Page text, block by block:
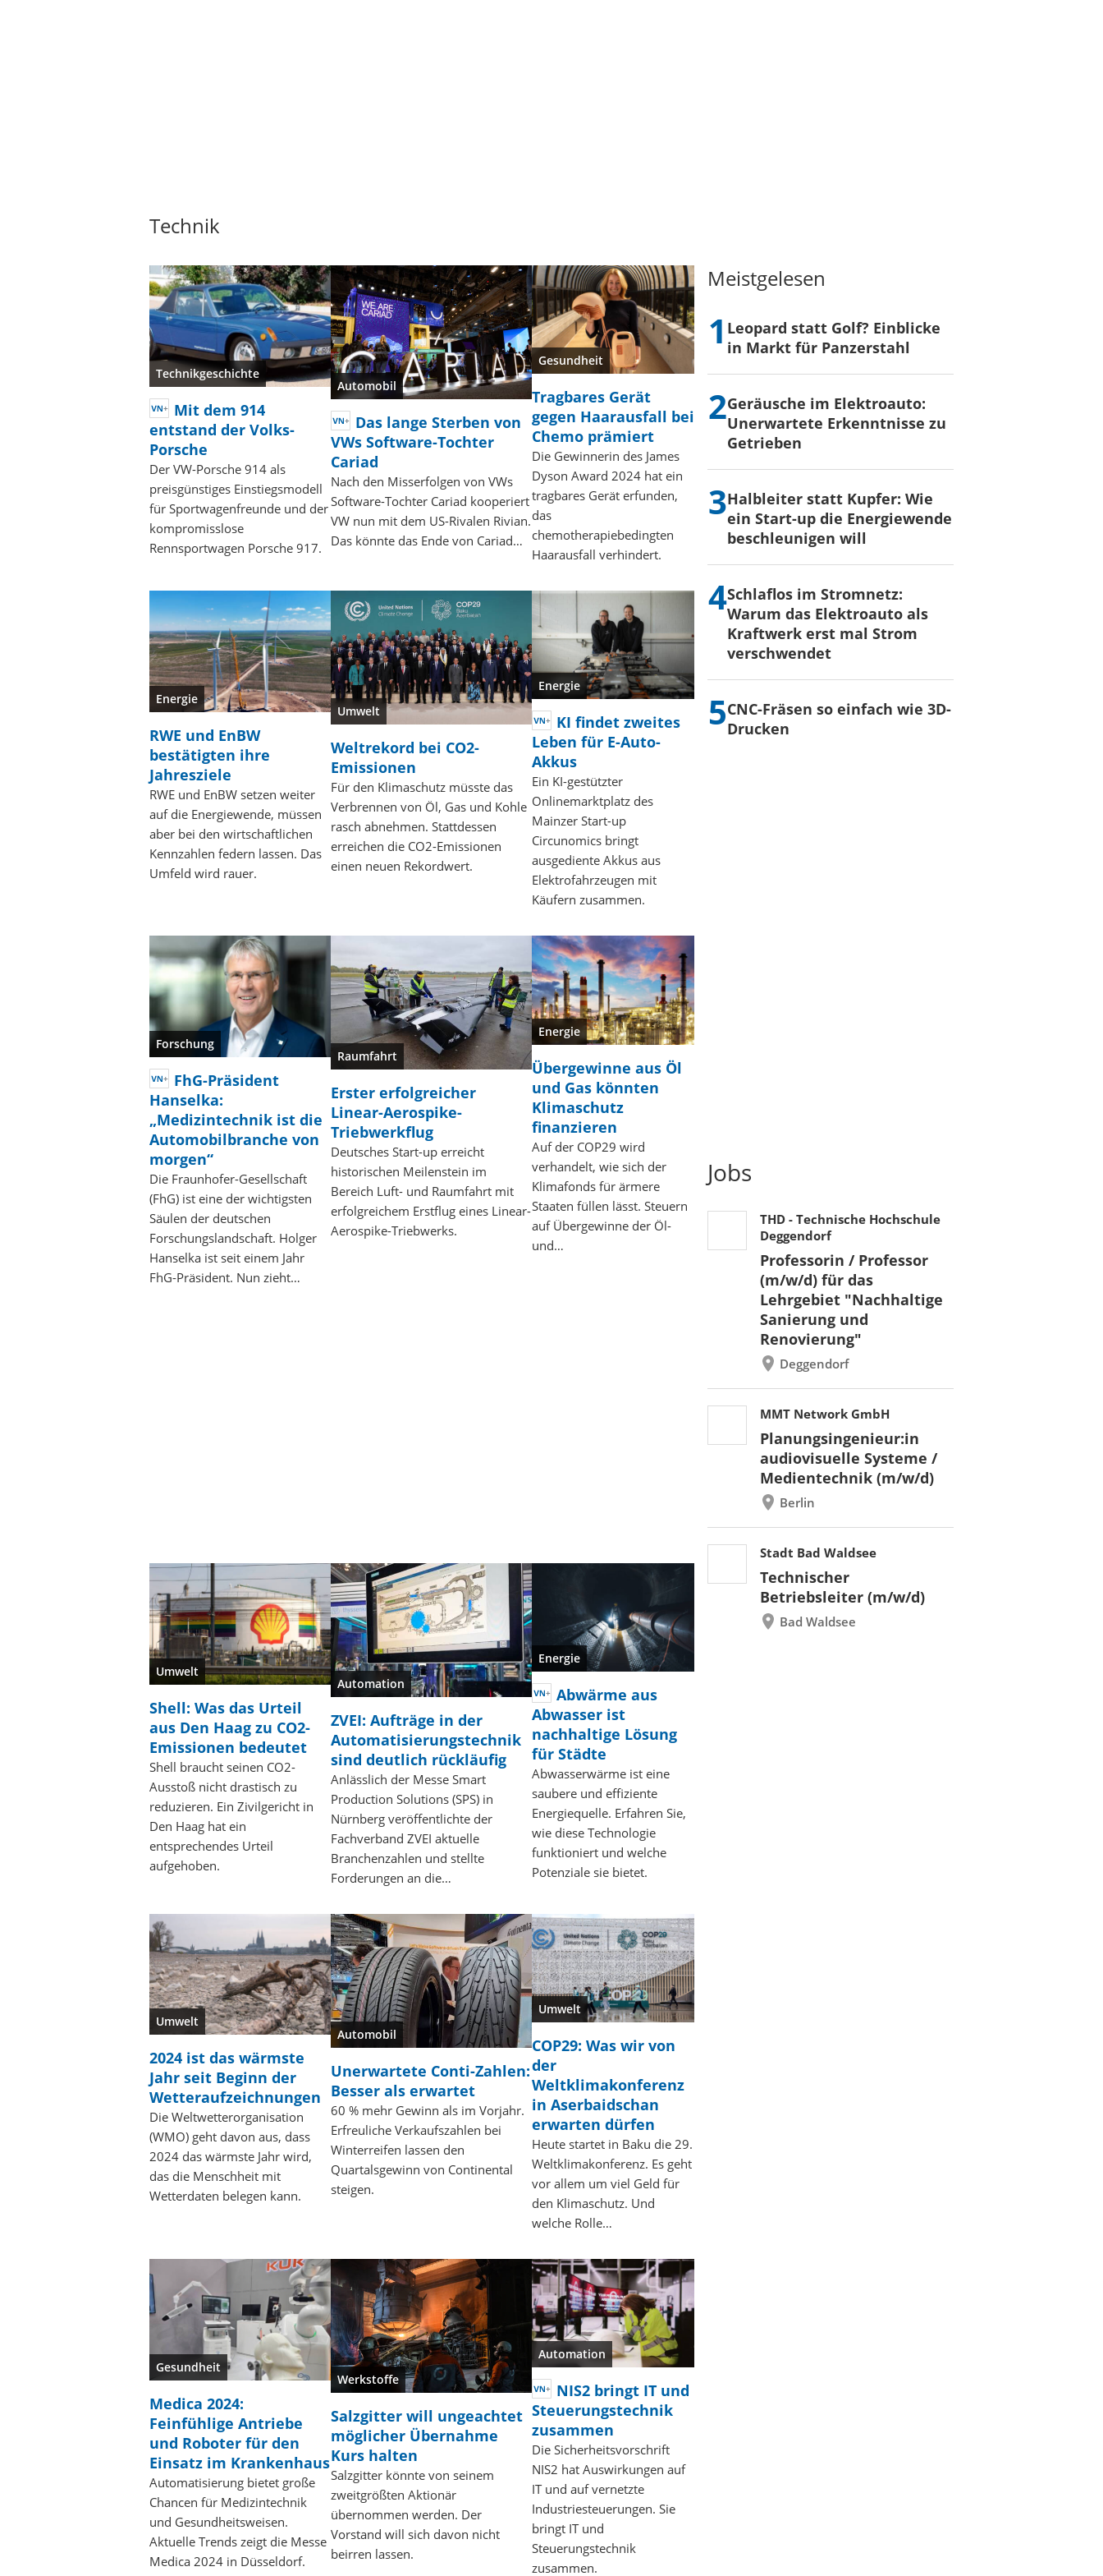
Technik
Technikgeschichte
Mit dem 914
entstand der Volks-
Porsche
Der VW-Porsche 914 als
preisgünstiges Einstiegsmodell
für Sportwagenfreunde und der
kompromisslose
Rennsportwagen Porsche 917.
Automobil
Das lange Sterben von
VWs Software-Tochter
Cariad
Nach den Misserfolgen von VWs
Software-Tochter Cariad kooperiert
VW nun mit dem US-Rivalen Rivian.
Das könnte das Ende von Cariad…
Gesundheit
Tragbares Gerät
gegen Haarausfall bei
Chemo prämiert
Die Gewinnerin des James
Dyson Award 2024 hat ein
tragbares Gerät erfunden,
das
chemotherapiebedingten
Haarausfall verhindert.
Energie
RWE und EnBW
bestätigten ihre
Jahresziele
RWE und EnBW setzen weiter
auf die Energiewende, müssen
aber bei den wirtschaftlichen
Kennzahlen federn lassen. Das
Umfeld wird rauer.
Umwelt
Weltrekord bei CO2-
Emissionen
Für den Klimaschutz müsste das
Verbrennen von Öl, Gas und Kohle
rasch abnehmen. Stattdessen
erreichen die CO2-Emissionen
einen neuen Rekordwert.
Energie
KI findet zweites
Leben für E-Auto-
Akkus
Ein KI-gestützter
Onlinemarktplatz des
Mainzer Start-up
Circunomics bringt
ausgediente Akkus aus
Elektrofahrzeugen mit
Käufern zusammen.
Forschung
FhG-Präsident
Hanselka:
„Medizintechnik ist die
Automobilbranche von
morgen“
Die Fraunhofer-Gesellschaft
(FhG) ist eine der wichtigsten
Säulen der deutschen
Forschungslandschaft. Holger
Hanselka ist seit einem Jahr
FhG-Präsident. Nun zieht…
Raumfahrt
Erster erfolgreicher
Linear-Aerospike-
Triebwerkflug
Deutsches Start-up erreicht
historischen Meilenstein im
Bereich Luft- und Raumfahrt mit
erfolgreichem Erstflug eines Linear-
Aerospike-Triebwerks.
Energie
Übergewinne aus Öl
und Gas könnten
Klimaschutz
finanzieren
Auf der COP29 wird
verhandelt, wie sich der
Klimafonds für ärmere
Staaten füllen lässt. Steuern
auf Übergewinne der Öl-
und…
Umwelt
Shell: Was das Urteil
aus Den Haag zu CO2-
Emissionen bedeutet
Shell braucht seinen CO2-
Ausstoß nicht drastisch zu
reduzieren. Ein Zivilgericht in
Den Haag hat ein
entsprechendes Urteil
aufgehoben.
Automation
ZVEI: Aufträge in der
Automatisierungstechnik
sind deutlich rückläufig
Anlässlich der Messe Smart
Production Solutions (SPS) in
Nürnberg veröffentlichte der
Fachverband ZVEI aktuelle
Branchenzahlen und stellte
Forderungen an die…
Energie
Abwärme aus
Abwasser ist
nachhaltige Lösung
für Städte
Abwasserwärme ist eine
saubere und effiziente
Energiequelle. Erfahren Sie,
wie diese Technologie
funktioniert und welche
Potenziale sie bietet.
Umwelt
2024 ist das wärmste
Jahr seit Beginn der
Wetteraufzeichnungen
Die Weltwetterorganisation
(WMO) geht davon aus, dass
2024 das wärmste Jahr wird,
das die Menschheit mit
Wetterdaten belegen kann.
Automobil
Unerwartete Conti-Zahlen:
Besser als erwartet
60 % mehr Gewinn als im Vorjahr.
Erfreuliche Verkaufszahlen bei
Winterreifen lassen den
Quartalsgewinn von Continental
steigen.
Umwelt
COP29: Was wir von
der
Weltklimakonferenz
in Aserbaidschan
erwarten dürfen
Heute startet in Baku die 29.
Weltklimakonferenz. Es geht
vor allem um viel Geld für
den Klimaschutz. Und
welche Rolle…
Gesundheit
Medica 2024:
Feinfühlige Antriebe
und Roboter für den
Einsatz im Krankenhaus
Automatisierung bietet große
Chancen für Medizintechnik
und Gesundheitsweisen.
Aktuelle Trends zeigt die Messe
Medica 2024 in Düsseldorf.
Werkstoffe
Salzgitter will ungeachtet
möglicher Übernahme
Kurs halten
Salzgitter könnte von seinem
zweitgrößten Aktionär
übernommen werden. Der
Vorstand will sich davon nicht
beirren lassen.
Automation
NIS2 bringt IT und
Steuerungstechnik
zusammen
Die Sicherheitsvorschrift
NIS2 hat Auswirkungen auf
IT und auf vernetzte
Industriesteuerungen. Sie
bringt IT und
Steuerungstechnik
zusammen.
Meistgelesen
Leopard statt Golf? Einblicke
in Markt für Panzerstahl
Geräusche im Elektroauto:
Unerwartete Erkenntnisse zu
Getrieben
Halbleiter statt Kupfer: Wie
ein Start-up die Energiewende
beschleunigen will
Schlaflos im Stromnetz:
Warum das Elektroauto als
Kraftwerk erst mal Strom
verschwendet
CNC-Fräsen so einfach wie 3D-
Drucken
Jobs
THD - Technische Hochschule
Deggendorf
Professorin / Professor
(m/w/d) für das
Lehrgebiet "Nachhaltige
Sanierung und
Renovierung"
Deggendorf
MMT Network GmbH
Planungsingenieur:in
audiovisuelle Systeme /
Medientechnik (m/w/d)
Berlin
Stadt Bad Waldsee
Technischer
Betriebsleiter (m/w/d)
Bad Waldsee